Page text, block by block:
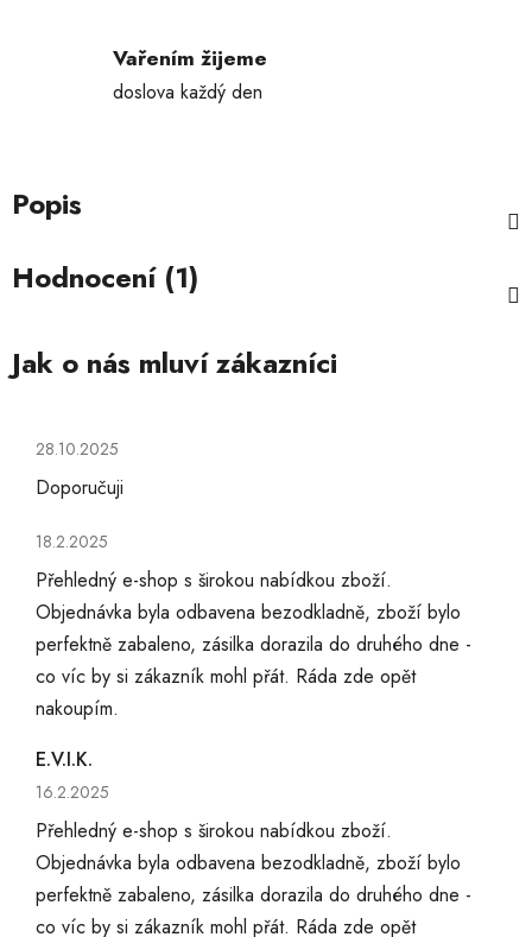
Vařením žijeme
doslova každý den
Popis
Hodnocení (1)
Hodnocení obchodu je 5 z 5 hvězdiček.
28.10.2025
Doporučuji
Hodnocení obchodu je 5 z 5 hvězdiček.
18.2.2025
Přehledný e-shop s širokou nabídkou zboží.
Objednávka byla odbavena bezodkladně, zboží bylo
perfektně zabaleno, zásilka dorazila do druhého dne -
co víc by si zákazník mohl přát. Ráda zde opět
nakoupím.
E.V.I.K.
Hodnocení obchodu je 5 z 5 hvězdiček.
16.2.2025
Přehledný e-shop s širokou nabídkou zboží.
Objednávka byla odbavena bezodkladně, zboží bylo
perfektně zabaleno, zásilka dorazila do druhého dne -
co víc by si zákazník mohl přát. Ráda zde opět